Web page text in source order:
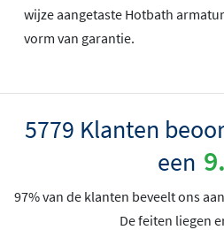
wijze aangetaste Hotbath
vorm van garantie.
5779 Klanten
een
97% van de klanten beveelt ons
De feiten liegen